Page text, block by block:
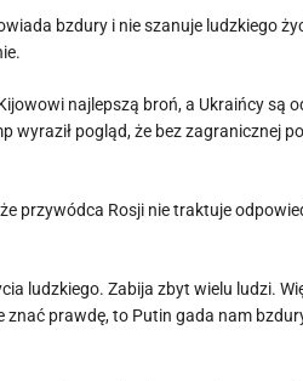
bzdury i nie szanuje ludzkiego
najlepszą broń, a Ukraińcy są
wyraził pogląd, że bez zagranicznej
przywódca Rosji nie traktuje
ludzkiego. Zabija zbyt wielu ludzi.
prawdę, to Putin gada nam